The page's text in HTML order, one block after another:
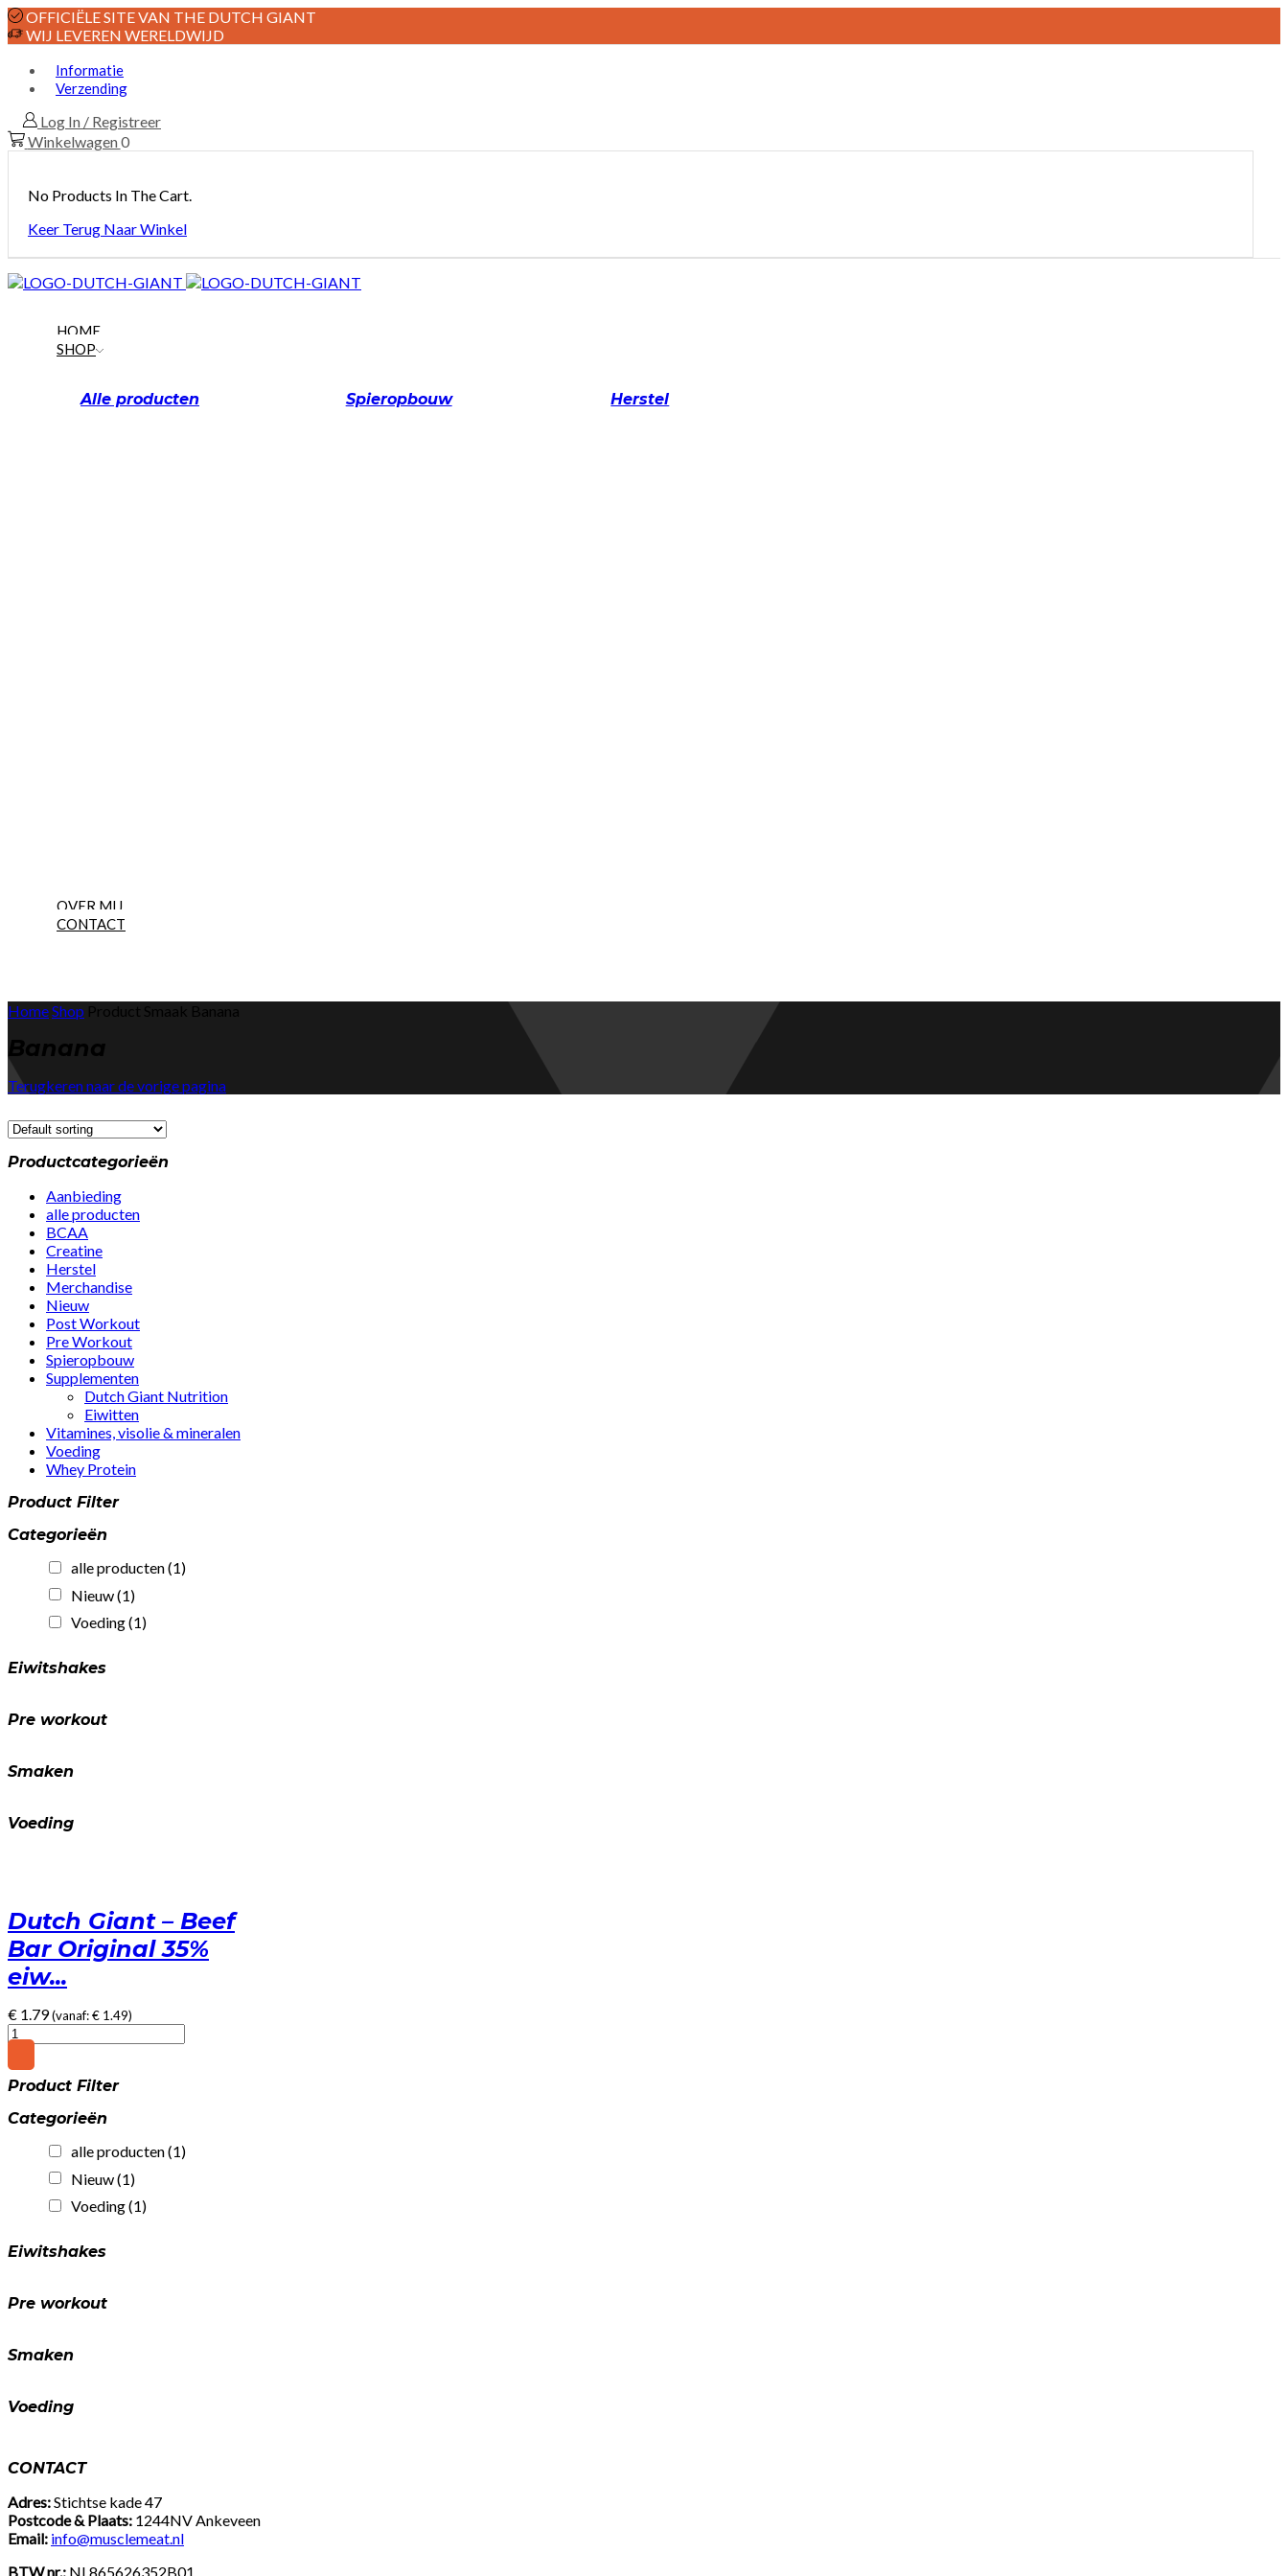
OFFICIËLE SITE VAN THE DUTCH GIANT
WIJ LEVEREN WERELDWIJD
Informatie
Verzending
Log In / Registreer
Winkelwagen0
No Products In The Cart.
Keer Terug Naar Winkel
HOME
SHOP
Alle producten Spieropbouw Herstel
OVER MIJ
CONTACT
HomeShop Product Smaak Banana
Banana
Terugkeren naar de vorige pagina
Productcategorieën
Aanbieding
alle producten
BCAA
Creatine
Herstel
Merchandise
Nieuw
Post Workout
Pre Workout
Spieropbouw
Supplementen
Dutch Giant Nutrition
Eiwitten
Vitamines, visolie & mineralen
Voeding
Whey Protein
Product Filter
Categorieën
alle producten(1)
Nieuw(1)
Voeding(1)
Eiwitshakes
Pre workout
Smaken
Voeding
Dutch Giant – Beef
Bar Original 35%
eiw...
€ 1.79(vanaf:€ 1.49)
Dutch
Giant
-
Beef
Original
quantity
Product Filter
Categorieën
alle producten(1)
Nieuw(1)
Voeding(1)
Eiwitshakes
Pre workout
Smaken
Voeding
CONTACT
Adres:Stichtse kade 47
Postcode & Plaats: 1244NV Ankeveen
Email: info@musclemeat.nl
BTW nr.: NL865626352B01